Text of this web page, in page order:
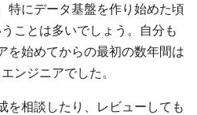
特にデータ基盤を作り始めた頃
ことは多いでしょう。自分も
を始めてからの最初の数年間は
ンジニアでした。
を相談したり、レビューしても